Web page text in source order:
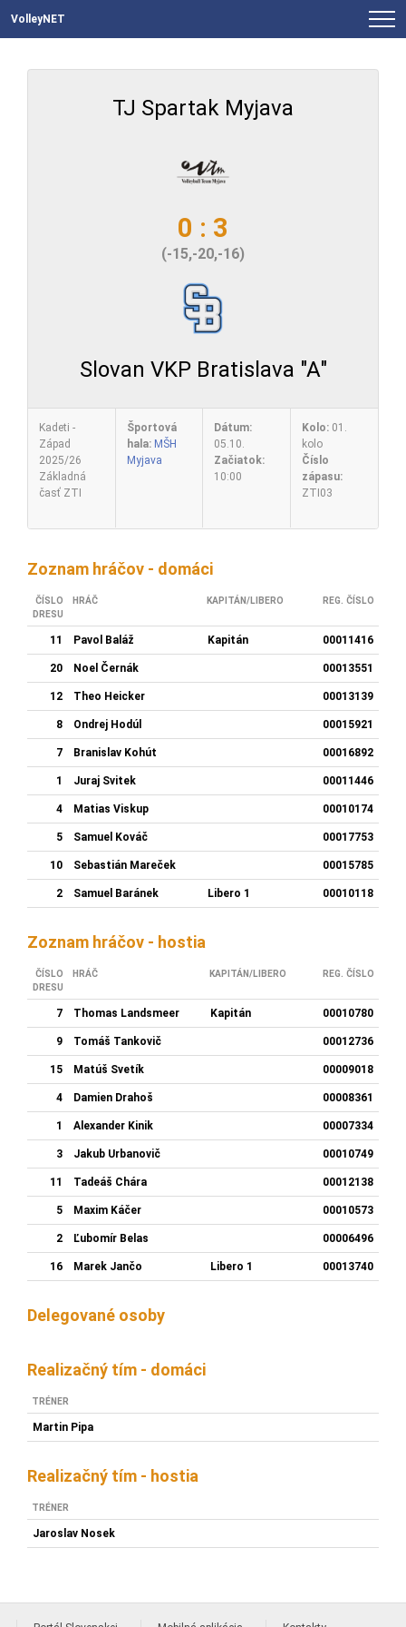
VolleyNET
TJ Spartak Myjava
0 : 3
(-15,-20,-16)
Slovan VKP Bratislava "A"
Kadeti -
Západ
2025/26
Základná
časť ZTI
Športová
hala: MŠH
Myjava
Dátum:
05.10.
Začiatok:
10:00
Kolo:01.
kolo
Číslo
zápasu:
ZTI03
Zoznam hráčov - domáci
ČÍSLO
DRESU
HRÁČ KAPITÁN/LIBERO REG. ČÍSLO
11 Pavol Baláž Kapitán 00011416
20 Noel Černák 00013551
12 Theo Heicker 00013139
8 Ondrej Hodúl 00015921
7 Branislav Kohút 00016892
1 Juraj Svitek 00011446
4 Matias Viskup 00010174
5 Samuel Kováč 00017753
10 Sebastián Mareček 00015785
2 Samuel Baránek Libero 1 00010118
Zoznam hráčov - hostia
ČÍSLO
DRESU
HRÁČ KAPITÁN/LIBERO REG. ČÍSLO
7 Thomas Landsmeer Kapitán 00010780
9 Tomáš Tankovič 00012736
15 Matúš Svetík 00009018
4 Damien Drahoš 00008361
1 Alexander Kinik 00007334
3 Jakub Urbanovič 00010749
11 Tadeáš Chára 00012138
5 Maxim Káčer 00010573
2 Ľubomír Belas 00006496
16 Marek Jančo Libero 1 00013740
Delegované osoby
Realizačný tím - domáci
TRÉNER
Martin Pipa
Realizačný tím - hostia
TRÉNER
Jaroslav Nosek